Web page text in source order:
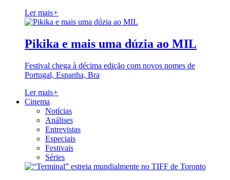
Ler mais+
Pikika e mais uma dúzia ao MIL
Festival chega à décima edição com novos nomes de
Portugal, Espanha, Bra
Ler mais+
Cinema
Notícias
Análises
Entrevistas
Especiais
Festivais
Séries